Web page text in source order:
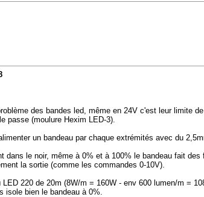
des bandes led, même en 24V c'est leur limite
passe (moulure Hexim LED-3).
un bandeau par chaque extrémités avec du
le noir, même à 0% et à 100% le bandeau fait
la sortie (comme les commandes 0-10V).
220 de 20m (8W/m = 160W - env 600 lumen/m =
isole bien le bandeau à 0%.